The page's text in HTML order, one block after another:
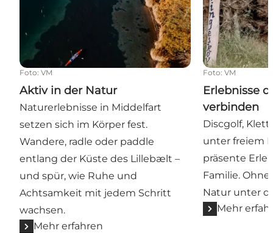
Foto: VM
Aktiv in der Natur
Naturerlebnisse in Middelfart
setzen sich im Körper fest.
Wandere, radle oder paddle
entlang der Küste des Lillebælt –
und spür, wie Ruhe und
Achtsamkeit mit jedem Schritt
wachsen.
Mehr erfahren
Foto: VM
Erlebnisse
verbinden
Discgolf,
unter freiem
präsente
Familie.
Natur unter
Mehr